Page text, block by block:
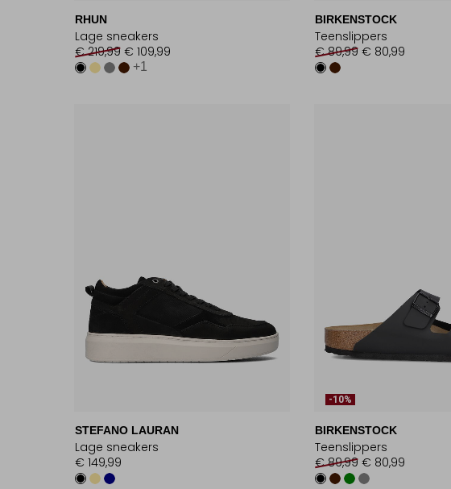
RHUN
Lage sneakers
€ 219,99 € 109,99
+1
BIRKENSTOCK
Teenslippers
€ 89,99 € 80,99
STEFANO LAURAN
Lage sneakers
€ 149,99
-10%
BIRKENSTOCK
Teenslippers
€ 89,99 € 80,99